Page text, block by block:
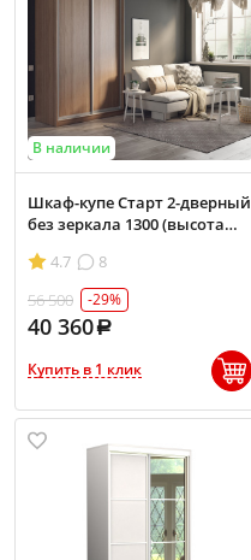
В наличии
Шкаф-купе Старт 2-дверный
без зеркала 1300 (высота
4.7
8
56 500
-29%
40 360
Купить в 1 клик